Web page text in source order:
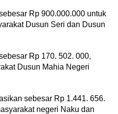
Rp 900.000.000 untuk
Dusun Seri dan Dusun
Rp 170. 502. 000,
Dusun Mahia Negeri
sebesar Rp 1.441. 656.
negeri Naku dan